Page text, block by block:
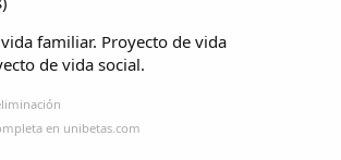
familiar. Proyecto de vida
de vida social.
en unibetas.com